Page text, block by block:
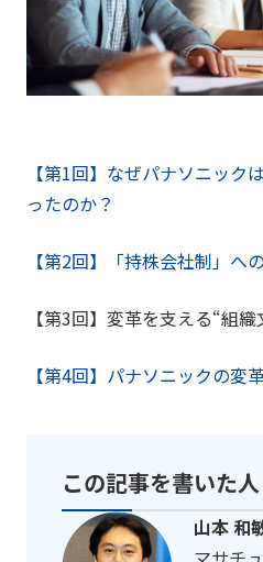
【第1回】なぜパナソニック
ったのか？
【第2回】「持株会社制」へ
【第3回】変革を支える“組
【第4回】パナソニックの変
この記事を書いた人
山本 和